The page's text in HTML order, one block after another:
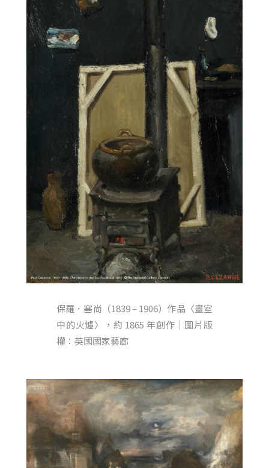
保羅．塞尚（1839 – 1906）作品〈畫室
中的火爐〉，約 1865 年創作｜圖片版
權：英國國家藝廊